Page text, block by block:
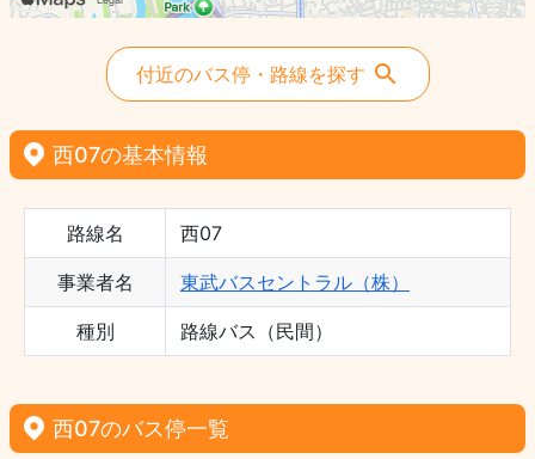
付近のバス停・路線を探す
西07の基本情報
路線名 西07
事業者名 東武バスセントラル（株）
種別 路線バス（民間）
西07のバス停一覧